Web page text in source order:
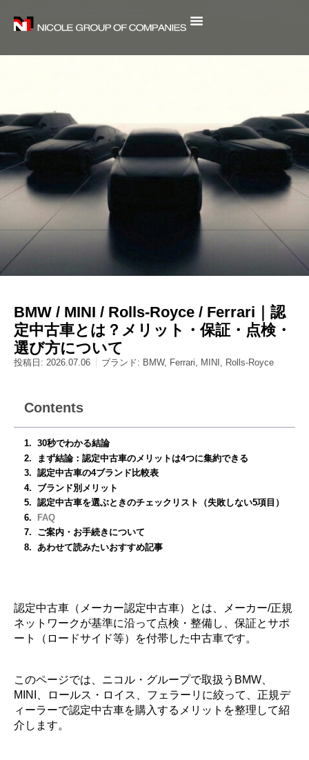
プ
BMW / MINI / Rolls-Royce / Ferrari｜認
定中古車とは？メリット・保証・点検・
選び方について
投稿日: 2026.07.06 ブランド: BMW, Ferrari, MINI , Rolls-Royce
Contents
30秒でわかる結論
まず結論：認定中古車のメリットは4つに集約できる
認定中古車の4ブランド比較表
ブランド別メリット
認定中古車を選ぶときのチェックリスト（失敗しない5項目）
FAQ
ご案内・お手続きについて
あわせて読みたいおすすめ記事
認定中古車（メーカー認定中古車）とは、メーカー/正規
ネットワークが基準に沿って点検・整備し、保証とサポ
ート（ロードサイド等）を付帯した中古車です。
このページでは、ニコル・グループで取扱うBMW、
MINI、ロールス・ロイス、フェラーリに絞って、正規デ
ィーラーで認定中古車を購入するメリットを整理して紹
介します。